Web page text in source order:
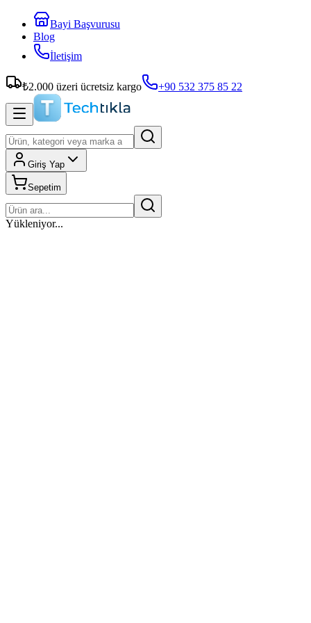
Bayi Başvurusu
Blog
İletişim
₺2.000 üzeri ücretsiz kargo +90 532 375 85 22
Giriş Yap
Sepetim
Yükleniyor...